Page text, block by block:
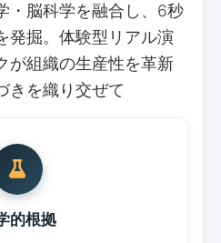
・脳科学を融合し、6秒
発掘。体験型リアル演
が組織の生産性を革新
きを織り交ぜて
的根拠